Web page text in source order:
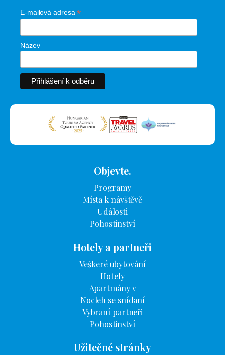
E-mailová adresa*
Název
Objevte.
Programy
Místa k návštěvě
Události
Pohostinství
Hotely a partneři
Veškeré ubytování
Hotely
Apartmány v
Nocleh se snídaní
Vybraní partneři
Pohostinství
Užitečné stránky